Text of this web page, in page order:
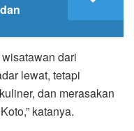
dari
lewat, tetapi
dan merasakan
katanya.